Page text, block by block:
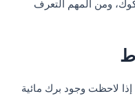
ومن المهم التعرف
لاحظت وجود برك مائية